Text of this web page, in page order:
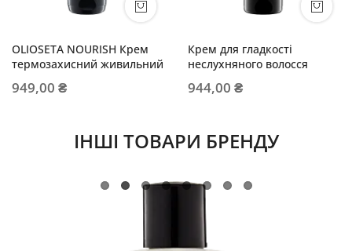
OLIOSETA NOURISH Крем
термозахисний живильний
949,00 ₴
Крем для гладкості
неслухняного волосся
944,00 ₴
ІНШІ ТОВАРИ БРЕНДУ